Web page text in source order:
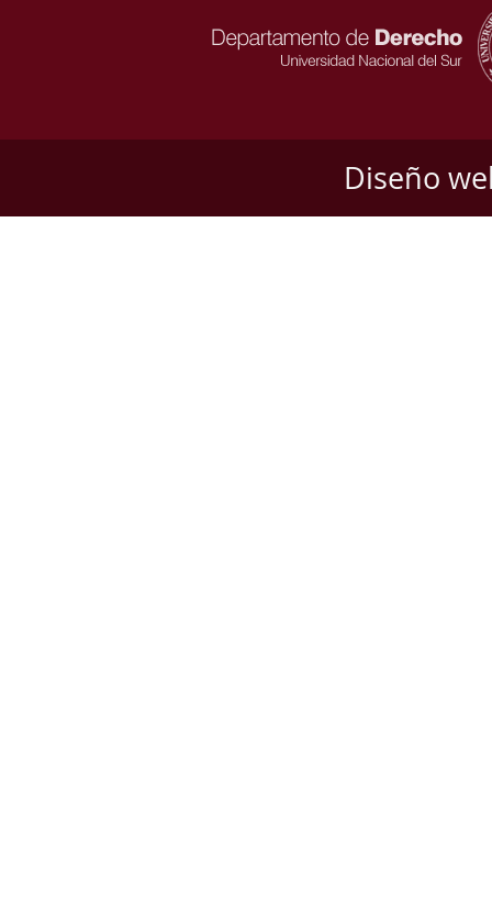
Diseño